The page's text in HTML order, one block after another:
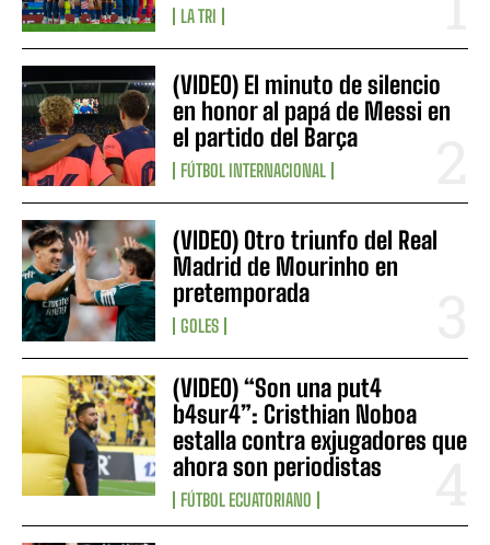
LA TRI
(VIDEO) El minuto de silencio
en honor al papá de Messi en
el partido del Barça
FÚTBOL INTERNACIONAL
(VIDEO) Otro triunfo del Real
Madrid de Mourinho en
pretemporada
GOLES
(VIDEO) “Son una put4
b4sur4”: Cristhian Noboa
estalla contra exjugadores que
ahora son periodistas
FÚTBOL ECUATORIANO